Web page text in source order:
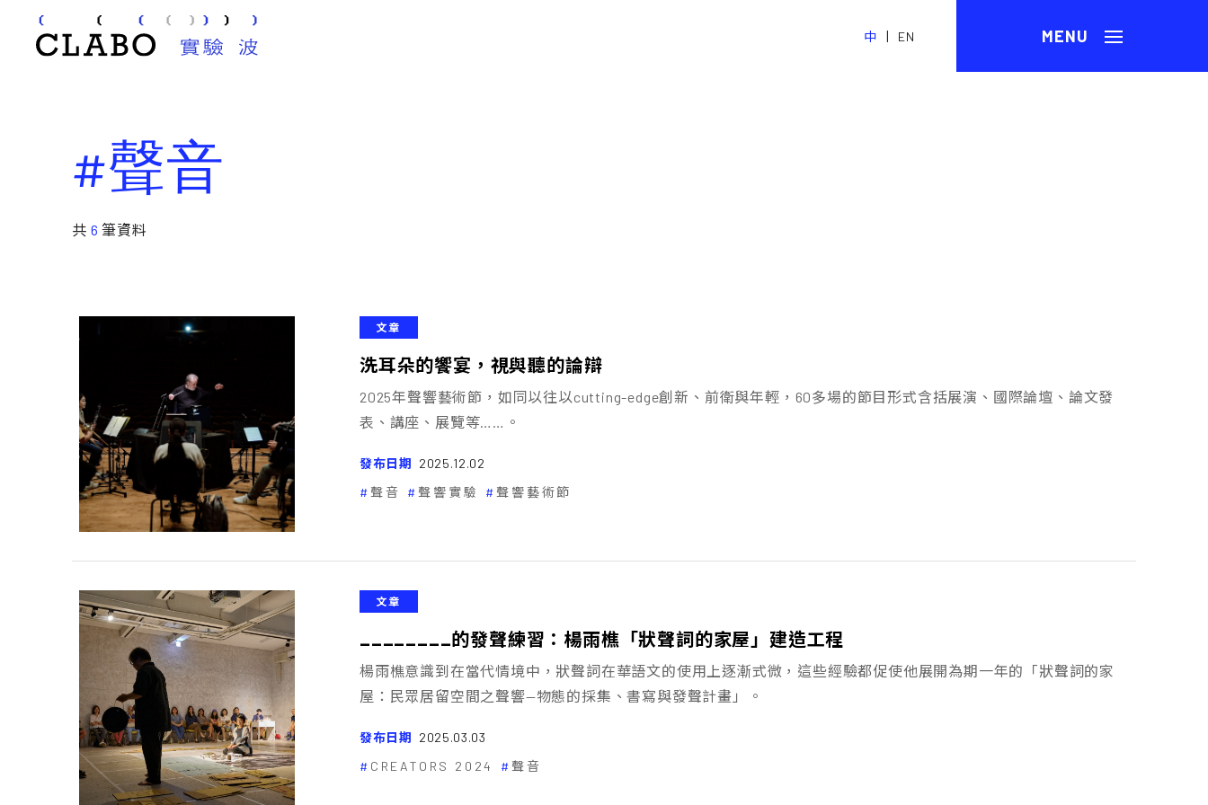
中 | EN
#聲音
共 6筆資料
文章
洗耳朵的饗宴，視與聽的論辯
2025年聲響藝術節，如同以往以cutting-edge創新、前衛與年輕，60多場的節目形式含括展演、國際論壇、論文發
表、講座、展覽等……。
發布日期 2025.12.02
聲音
聲響實驗 聲響藝術節
文章
________的發聲練習：楊雨樵「狀聲詞的家屋」建造工程
楊雨樵意識到在當代情境中，狀聲詞在華語文的使用上逐漸式微，這些經驗都促使他展開為期一年的「狀聲詞的家
屋：民眾居留空間之聲響—物態的採集、書寫與發聲計畫」。
發布日期 2025.03.03
CREATORS 2024
聲音